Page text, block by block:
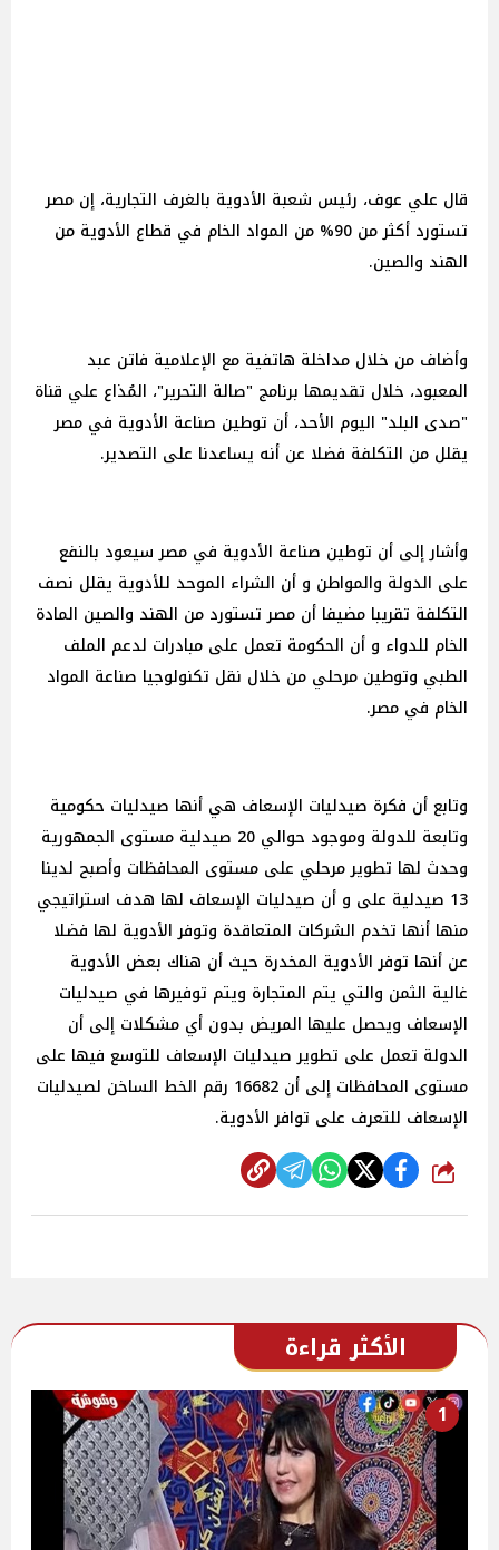
قال علي عوف، رئيس شعبة الأدوية بالغرف التجارية، إن مصر
تستورد أكثر من 90% من المواد الخام في قطاع الأدوية من
الهند والصين.
وأضاف من خلال مداخلة هاتفية مع الإعلامية فاتن عبد
المعبود، خلال تقديمها برنامج "صالة التحرير"، المُذاع علي قناة
"صدى البلد" اليوم الأحد، أن توطين صناعة الأدوية في مصر
يقلل من التكلفة فضلا عن أنه يساعدنا على التصدير.
وأشار إلى أن توطين صناعة الأدوية في مصر سيعود بالنفع
على الدولة والمواطن و أن الشراء الموحد للأدوية يقلل نصف
التكلفة تقريبا مضيفا أن مصر تستورد من الهند والصين المادة
الخام للدواء و أن الحكومة تعمل على مبادرات لدعم الملف
الطبي وتوطين مرحلي من خلال نقل تكنولوجيا صناعة المواد
الخام في مصر.
وتابع أن فكرة صيدليات الإسعاف هي أنها صيدليات حكومية
وتابعة للدولة وموجود حوالي 20 صيدلية مستوى الجمهورية
وحدث لها تطوير مرحلي على مستوى المحافظات وأصبح لدينا
13 صيدلية على و أن صيدليات الإسعاف لها هدف استراتيجي
منها أنها تخدم الشركات المتعاقدة وتوفر الأدوية لها فضلا
عن أنها توفر الأدوية المخدرة حيث أن هناك بعض الأدوية
غالية الثمن والتي يتم المتجارة ويتم توفيرها في صيدليات
الإسعاف ويحصل عليها المريض بدون أي مشكلات إلى أن
الدولة تعمل على تطوير صيدليات الإسعاف للتوسع فيها على
مستوى المحافظات إلى أن 16682 رقم الخط الساخن لصيدليات
الإسعاف للتعرف على توافر الأدوية.
شارك
الأكثر قراءة
1